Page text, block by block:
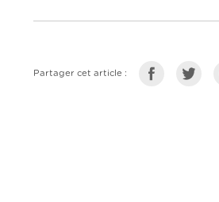
Partager cet article :